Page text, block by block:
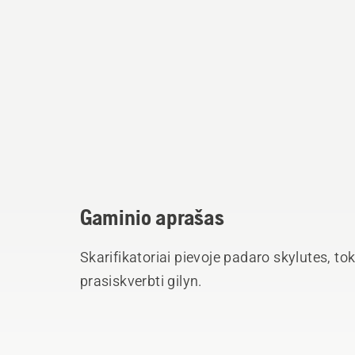
Gaminio aprašas
Skarifikatoriai pievoje padaro skylutes, tokiu būdu oras, vanduo ir trąšos gali
prasiskverbti gilyn.